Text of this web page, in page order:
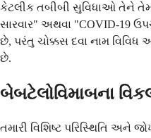
કેટલીક તબીબી સુવિધાઓ તેને
સારવાર" અથવા "COVID-19
છે, પરંતુ ચોક્કસ દવા નામ
છે.
બેબટેલોવિમાબના
તમારી વિશિષ્ટ પરિસ્થિતિ અને